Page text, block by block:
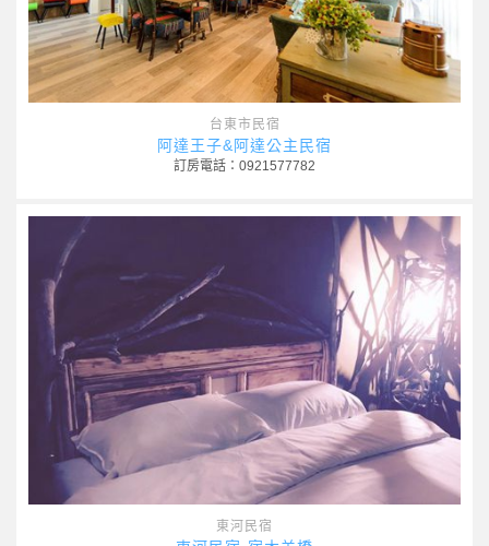
台東市民宿
阿達王子&阿達公主民宿
訂房電話：0921577782
東河民宿